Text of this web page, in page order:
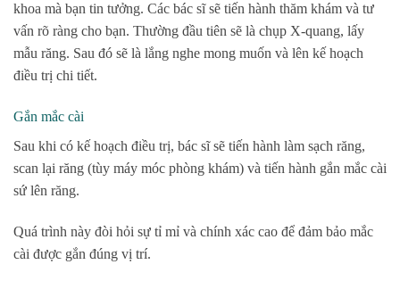
khoa mà bạn tin tưởng. Các bác sĩ sẽ tiến hành thăm khám và tư
vấn rõ ràng cho bạn. Thường đầu tiên sẽ là chụp X-quang, lấy
mẫu răng. Sau đó sẽ là lắng nghe mong muốn và lên kế hoạch
điều trị chi tiết.
Gắn mắc cài
Sau khi có kế hoạch điều trị, bác sĩ sẽ tiến hành làm sạch răng,
scan lại răng (tùy máy móc phòng khám) và tiến hành gắn mắc cài
sứ lên răng.
Quá trình này đòi hỏi sự tỉ mỉ và chính xác cao để đảm bảo mắc
cài được gắn đúng vị trí.